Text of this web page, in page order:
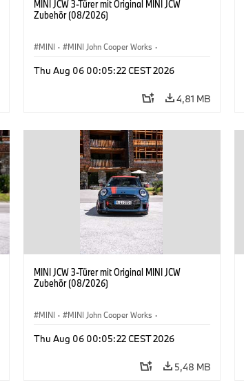
MINI JCW 3-Türer mit Original MINI JCW
Zubehör (08/2026)
MINI · MINI John Cooper Works ·
Sonderausstattungen, Zubehör
Thu Aug 06 00:05:22 CEST 2026
4,81 MB
MINI JCW 3-Türer mit Original MINI JCW
Zubehör (08/2026)
MINI · MINI John Cooper Works ·
Sonderausstattungen, Zubehör
Thu Aug 06 00:05:22 CEST 2026
5,48 MB